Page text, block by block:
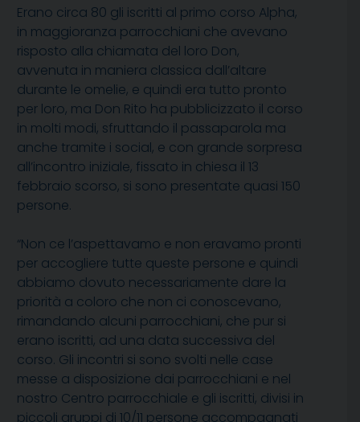
Erano circa 80 gli iscritti al primo corso Alpha,
in maggioranza parrocchiani che avevano
risposto alla chiamata del loro Don,
avvenuta in maniera classica dall’altare
durante le omelie, e quindi era tutto pronto
per loro, ma Don Rito ha pubblicizzato il corso
in molti modi, sfruttando il passaparola ma
anche tramite i social, e con grande sorpresa
all’incontro iniziale, fissato in chiesa il 13
febbraio scorso, si sono presentate quasi 150
persone.
“Non ce l’aspettavamo e non eravamo pronti
per accogliere tutte queste persone e quindi
abbiamo dovuto necessariamente dare la
priorità a coloro che non ci conoscevano,
rimandando alcuni parrocchiani, che pur si
erano iscritti, ad una data successiva del
corso. Gli incontri si sono svolti nelle case
messe a disposizione dai parrocchiani e nel
nostro Centro parrocchiale e gli iscritti, divisi in
piccoli gruppi di 10/11 persone accompagnati